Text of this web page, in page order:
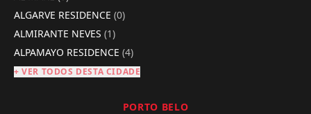
ALGARVE RESIDENCE (0)
ALMIRANTE NEVES (1)
ALPAMAYO RESIDENCE (4)
+ VER TODOS DESTA CIDADE
PORTO BELO